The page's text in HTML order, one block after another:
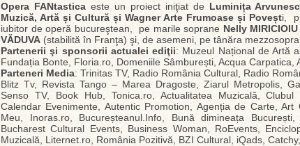
Opera FANtasticaeste un proiect iniţiat de Luminița
Muzică, Artă și Cultură și Wagner Arte Frumoase și Povești,
iubitor de operă bucureştean, pe marile soprane Nelly MIRICIOIU
VĂDUVA (stabilită în Franţa) şi, de asemeni, pe tânăra
Partenerii şi sponsorii actualei ediţii: Muzeul Național de Artă
Fundația Bonte, Floria.ro, Domeniile Sâmburești, Acqua Carpatica,
Parteneri Media: Trinitas TV, Radio România Cultural, Radio
Blitz Tv, Revista Tango – Marea Dragoste, Ziarul Metropolis,
Senso TV, Book Hub, Tonica.ro, Actualitatea Muzicală,
Calendar Evenimente, Autentic Promotion, Agenția de Carte,
Meu, Inoras.ro, Bucureșteanul.Info, Bună dimineața
Bucharest Cultural Events, Business Woman, RoEvents,
Muzicală, Liternet.ro, România Pozitivă, BZI Cultural, iQads,